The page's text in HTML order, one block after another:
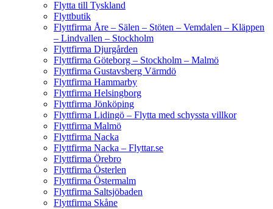
Flytta till Tyskland
Flyttbutik
Flyttfirma Åre – Sälen – Stöten – Vemdalen – Kläppen
– Lindvallen – Stockholm
Flyttfirma Djurgården
Flyttfirma Göteborg – Stockholm – Malmö
Flyttfirma Gustavsberg Värmdö
Flyttfirma Hammarby
Flyttfirma Helsingborg
Flyttfirma Jönköping
Flyttfirma Lidingö – Flytta med schyssta villkor
Flyttfirma Malmö
Flyttfirma Nacka
Flyttfirma Nacka – Flyttar.se
Flyttfirma Örebro
Flyttfirma Österlen
Flyttfirma Östermalm
Flyttfirma Saltsjöbaden
Flyttfirma Skåne